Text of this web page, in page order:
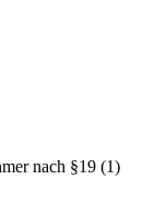
nach §19 (1)